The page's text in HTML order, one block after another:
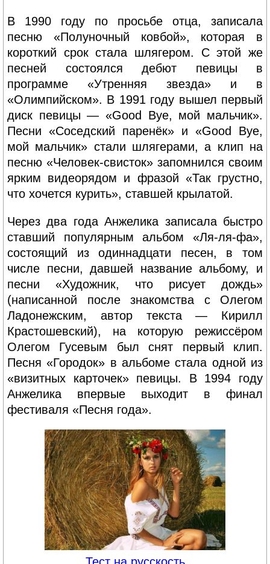
В 1990 году по просьбе отца, записала
песню «Полуночный ковбой», которая в
короткий срок стала шлягером. С этой же
песней состоялся дебют певицы в
программе «Утренняя звезда» и в
«Олимпийском». В 1991 году вышел первый
диск певицы — «Good Bye, мой мальчик».
Песни «Соседский паренёк» и «Good Bye,
мой мальчик» стали шлягерами, а клип на
песню «Человек-свисток» запомнился своим
ярким видеорядом и фразой «Так грустно,
что хочется курить», ставшей крылатой.
Через два года Анжелика записала быстро
ставший популярным альбом «Ля-ля-фа»,
состоящий из одиннадцати песен, в том
числе песни, давшей название альбому, и
песни «Художник, что рисует дождь»
(написанной после знакомства с Олегом
Ладонежским, автор текста — Кирилл
Крастошевский), на которую режиссёром
Олегом Гусевым был снят первый клип.
Песня «Городок» в альбоме стала одной из
«визитных карточек» певицы. В 1994 году
Анжелика впервые выходит в финал
фестиваля «Песня года».